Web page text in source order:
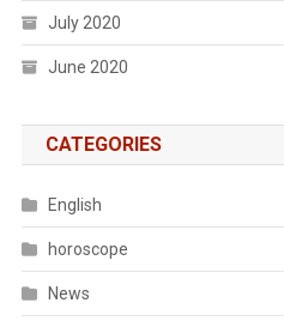
July 2020
June 2020
CATEGORIES
English
horoscope
News